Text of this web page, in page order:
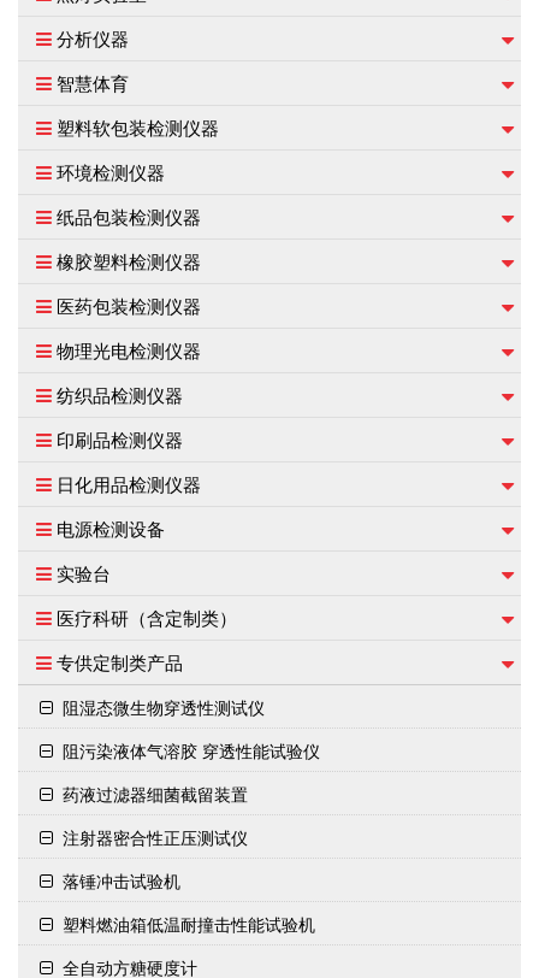
分析仪器
智慧体育
塑料软包装检测仪器
环境检测仪器
纸品包装检测仪器
橡胶塑料检测仪器
医药包装检测仪器
物理光电检测仪器
纺织品检测仪器
印刷品检测仪器
日化用品检测仪器
电源检测设备
实验台
医疗科研（含定制类）
专供定制类产品
阻湿态微生物穿透性测试仪
阻污染液体气溶胶 穿透性能试验仪
药液过滤器细菌截留装置
注射器密合性正压测试仪
落锤冲击试验机
塑料燃油箱低温耐撞击性能试验机
全自动方糖硬度计